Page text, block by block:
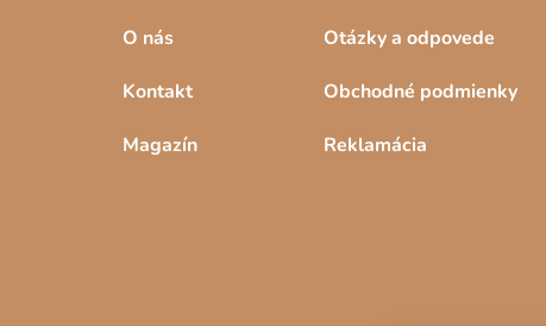
O nás
Kontakt
Magazín
Otázky a odpovede
Obchodné podmienky
Reklamácia